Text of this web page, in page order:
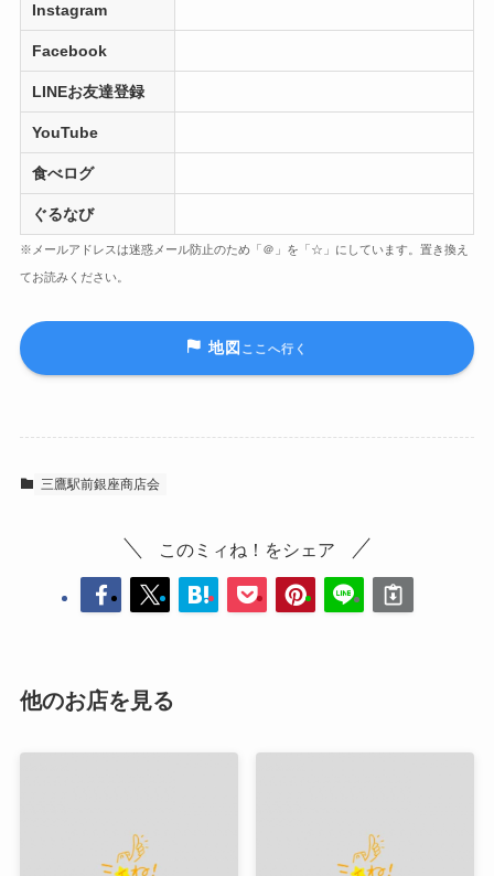
Instagram
Facebook
LINEお友達登録
YouTube
食べログ
ぐるなび
※メールアドレスは迷惑メール防止のため「＠」を「☆」にしています。置き換え
てお読みください。
地図 ここへ行く
三鷹駅前銀座商店会
このミィね！をシェア
他のお店を見る